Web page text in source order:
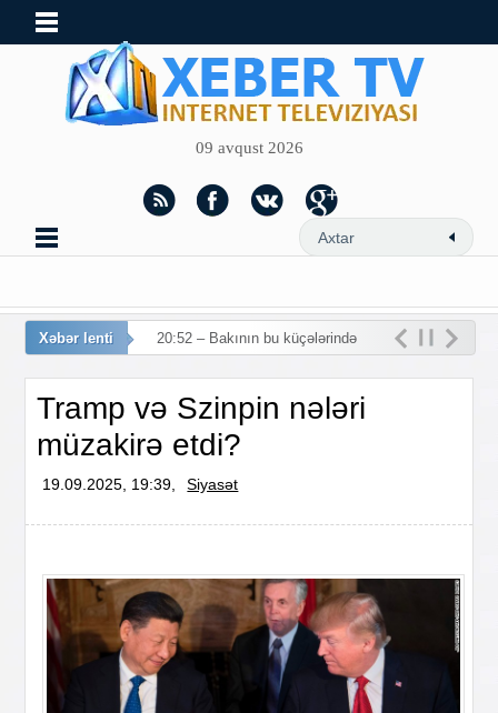
09 avqust 2026
Xəbər lenti 20:52 – Bakının bu küçələrində
Tramp və Szinpin nələri
müzakirə etdi?
19.09.2025, 19:39, Siyasət